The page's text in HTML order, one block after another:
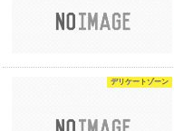
デリケートゾーン